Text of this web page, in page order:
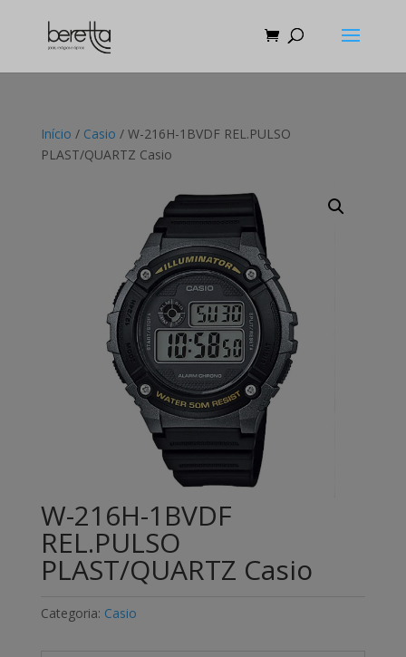
Início / Casio / W-216H-1BVDF REL.PULSO
PLAST/QUARTZ Casio
W-216H-1BVDF
REL.PULSO
PLAST/QUARTZ Casio
Categoria: Casio